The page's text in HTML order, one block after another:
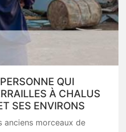
QUI
À CHALUS
SES ENVIRONS
anciens morceaux de